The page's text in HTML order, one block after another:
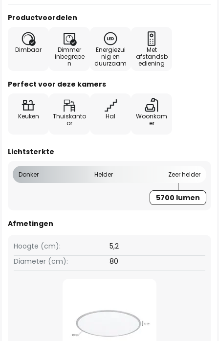
Productvoordelen
Dimbaar
Dimmer
inbegrepe
n
Energiezui
nig en
duurzaam
Met
afstandsb
ediening
Perfect voor deze kamers
Keuken
Thuiskanto
or
Hal
Woonkam
er
Lichtsterkte
Donker Helder Zeer helder
5700 lumen
Afmetingen
Hoogte (cm):
5,2
Diameter (cm):
80